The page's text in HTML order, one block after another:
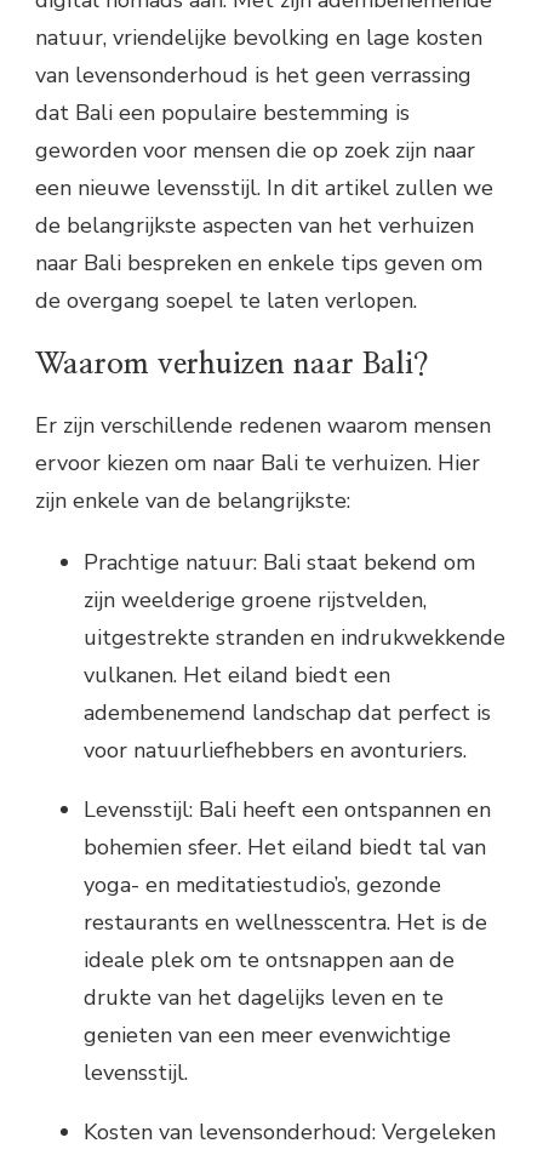
natuur, vriendelijke bevolking en lage kosten
van levensonderhoud is het geen verrassing
dat Bali een populaire bestemming is
geworden voor mensen die op zoek zijn naar
een nieuwe levensstijl. In dit artikel zullen we
de belangrijkste aspecten van het verhuizen
naar Bali bespreken en enkele tips geven om
de overgang soepel te laten verlopen.
Waarom verhuizen naar Bali?
Er zijn verschillende redenen waarom mensen
ervoor kiezen om naar Bali te verhuizen. Hier
zijn enkele van de belangrijkste:
Prachtige natuur: Bali staat bekend om
zijn weelderige groene rijstvelden,
uitgestrekte stranden en indrukwekkende
vulkanen. Het eiland biedt een
adembenemend landschap dat perfect is
voor natuurliefhebbers en avonturiers.
Levensstijl: Bali heeft een ontspannen en
bohemien sfeer. Het eiland biedt tal van
yoga- en meditatiestudio’s, gezonde
restaurants en wellnesscentra. Het is de
ideale plek om te ontsnappen aan de
drukte van het dagelijks leven en te
genieten van een meer evenwichtige
levensstijl.
Kosten van levensonderhoud: Vergeleken